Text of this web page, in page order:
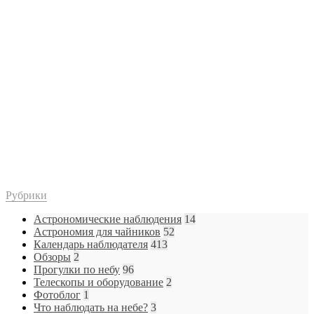
Рубрики
Астрономические наблюдения 14
Астрономия для чайников 52
Календарь наблюдателя 413
Обзоры 2
Прогулки по небу 96
Телескопы и оборудование 2
Фотоблог 1
Что наблюдать на небе? 3